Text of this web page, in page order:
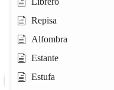
Repisa
Alfombra
Estante
Estufa